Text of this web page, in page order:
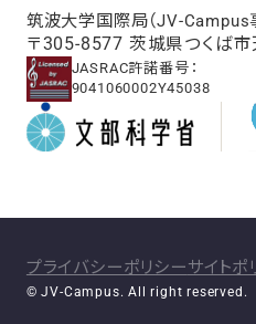
筑波大学国際局（JV-Campus
〒305-8577 茨城県つくば市
JASRAC許諾番号：
9041060002Y45038
プライバシーポリシーサイトポ
© JV-Campus. All right reserved.